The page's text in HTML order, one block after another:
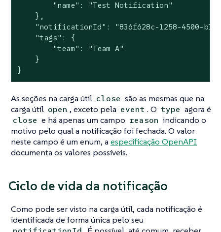
        "name": "Test Notification"
    },
"notificationId": "836f628c-1258-4500-
    "tags": {
        "team": "Team A"
    }
}
As seções na carga útil close são as mesmas que na
carga útil open , exceto pela event . O type agora é
close e há apenas um campo reason indicando o
motivo pelo qual a notificação foi fechada. O valor
neste campo é um enum, a especificação OpenAPI
documenta os valores possíveis.
Ciclo de vida da notificação
Como pode ser visto na carga útil, cada notificação é
identificada de forma única pelo seu